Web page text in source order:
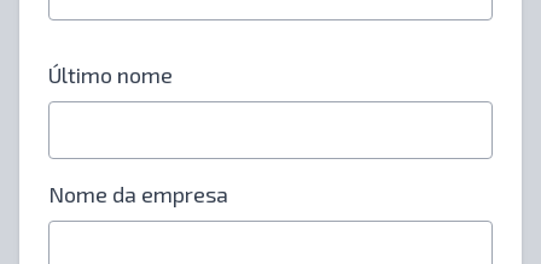
Último nome
Nome da empresa